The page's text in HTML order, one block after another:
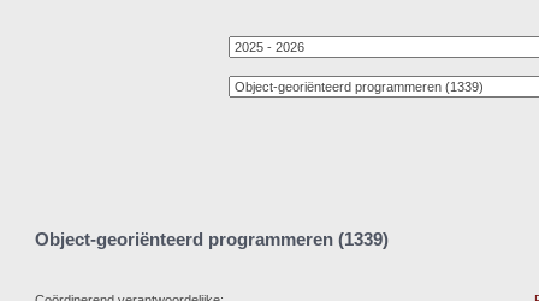
Object-georiënteerd programmeren (1339)